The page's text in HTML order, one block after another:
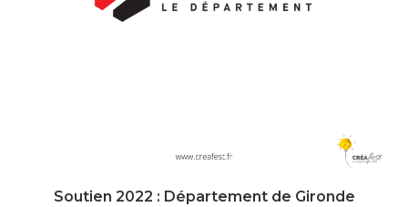
Soutien 2022 : Département de Gironde